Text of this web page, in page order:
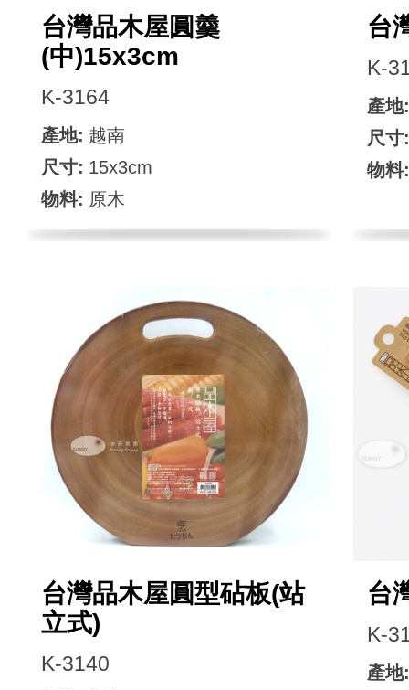
台灣品木屋圓羹
(中)15x3cm
K-3164
產地: 越南
尺寸: 15x3cm
物料: 原木
台
K-
產地:
尺寸:
物料:
台灣品木屋圓型砧板(站
立式)
K-3140
台
K-
產地: